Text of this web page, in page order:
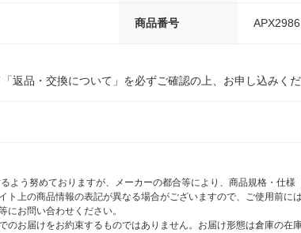
商品番号 APX2986
返品・交換について」を必ずご確認の上、お申し込みくだ
よう努めておりますが、メーカーの都合等により、商品規格・仕
上の商品情報の表記が異なる場合がございますので、ご使用前に
お問い合わせください。
お届けをお約束するものではありません。お届け形態は倉庫の在